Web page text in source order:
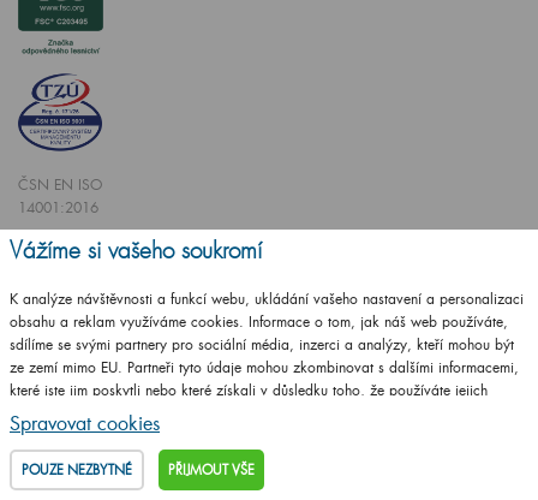
ČSN EN ISO
14001:2016
ČSN EN ISO
© 2009 - 2025 Koupelnový nábytek Dřevojas v. d.,
Vážíme si vašeho soukromí
K analýze návštěvnosti a funkcí webu, ukládání vašeho nastavení a personalizaci
obsahu a reklam využíváme cookies. Informace o tom, jak náš web používáte,
sdílíme se svými partnery pro sociální média, inzerci a analýzy, kteří mohou být
ze zemí mimo EU. Partneři tyto údaje mohou zkombinovat s dalšími informacemi,
které jste jim poskytli nebo které získali v důsledku toho, že používáte jejich
služby.
Podrobné informace
Spravovat cookies
POUZE NEZBYTNÉ PŘIJMOUT VŠE